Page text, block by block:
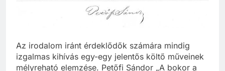
Az irodalom iránt érdeklődők számára mindig
izgalmas kihívás egy-egy jelentős költő műveinek
mélyreható elemzése. Petőfi Sándor „A bokor a